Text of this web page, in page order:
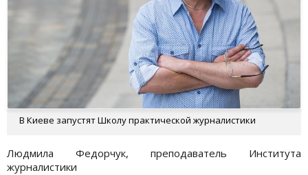
В Киеве запустят Школу практической журналистики
Людмила Федорчук, преподаватель Института
журналистики